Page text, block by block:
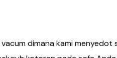
dimana kami menyedot